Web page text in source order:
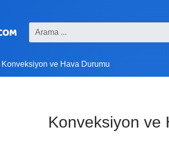
Konveksiyon ve Hava Durumu
Konveksiyon